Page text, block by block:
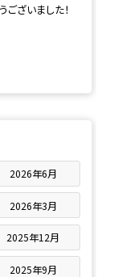
ざいました！
2026年6月
2026年3月
2025年12月
2025年9月